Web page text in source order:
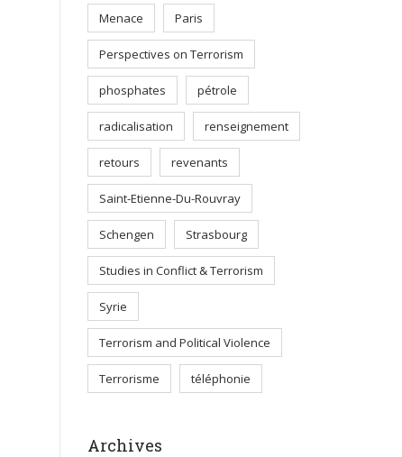
Menace Paris
Perspectives on Terrorism
phosphates pétrole
radicalisation renseignement
retours revenants
Saint-Etienne-Du-Rouvray
Schengen Strasbourg
Studies in Conflict & Terrorism
Syrie
Terrorism and Political Violence
Terrorisme téléphonie
Archives